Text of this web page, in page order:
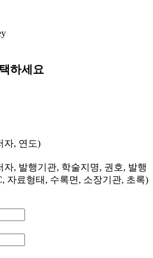
하세요
자, 연도)
자, 발행기관, 학술지명, 권호, 발행
자료형태, 수록면, 소장기관, 초록)